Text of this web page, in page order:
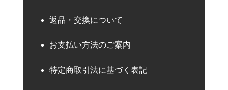
返品・交換について
お支払い方法のご案内
特定商取引法に基づく表記